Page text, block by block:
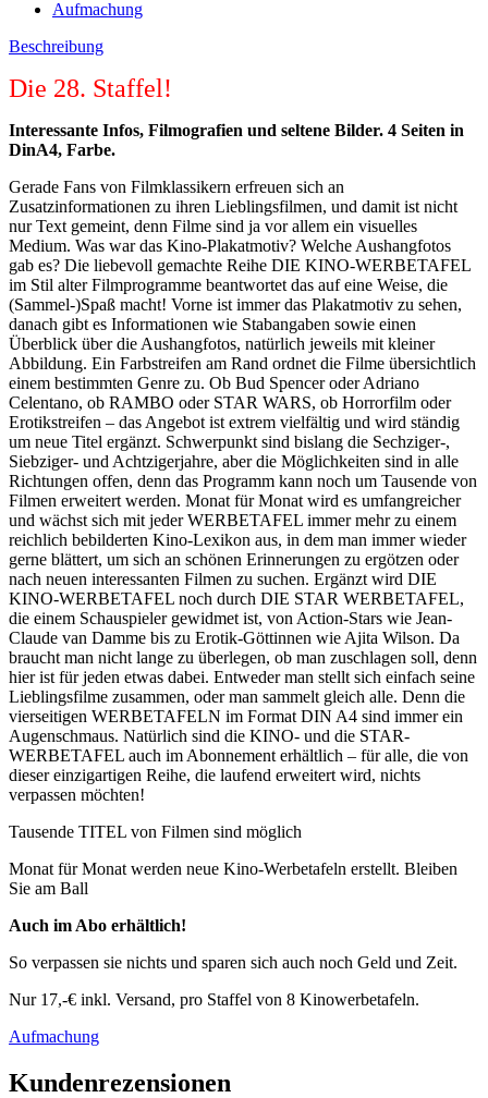
Aufmachung
Beschreibung
Die 28. Staffel!
Interessante Infos, Filmografien und seltene Bilder. 4 Seiten in
DinA4, Farbe.
Gerade Fans von Filmklassikern erfreuen sich an
Zusatzinformationen zu ihren Lieblingsfilmen, und damit ist nicht
nur Text gemeint, denn Filme sind ja vor allem ein visuelles
Medium. Was war das Kino-Plakatmotiv? Welche Aushangfotos
gab es? Die liebevoll gemachte Reihe DIE KINO-WERBETAFEL
im Stil alter Filmprogramme beantwortet das auf eine Weise, die
(Sammel-)Spaß macht! Vorne ist immer das Plakatmotiv zu sehen,
danach gibt es Informationen wie Stabangaben sowie einen
Überblick über die Aushangfotos, natürlich jeweils mit kleiner
Abbildung. Ein Farbstreifen am Rand ordnet die Filme übersichtlich
einem bestimmten Genre zu. Ob Bud Spencer oder Adriano
Celentano, ob RAMBO oder STAR WARS, ob Horrorfilm oder
Erotikstreifen – das Angebot ist extrem vielfältig und wird ständig
um neue Titel ergänzt. Schwerpunkt sind bislang die Sechziger-,
Siebziger- und Achtzigerjahre, aber die Möglichkeiten sind in alle
Richtungen offen, denn das Programm kann noch um Tausende von
Filmen erweitert werden. Monat für Monat wird es umfangreicher
und wächst sich mit jeder WERBETAFEL immer mehr zu einem
reichlich bebilderten Kino-Lexikon aus, in dem man immer wieder
gerne blättert, um sich an schönen Erinnerungen zu ergötzen oder
nach neuen interessanten Filmen zu suchen. Ergänzt wird DIE
KINO-WERBETAFEL noch durch DIE STAR WERBETAFEL,
die einem Schauspieler gewidmet ist, von Action-Stars wie Jean-
Claude van Damme bis zu Erotik-Göttinnen wie Ajita Wilson. Da
braucht man nicht lange zu überlegen, ob man zuschlagen soll, denn
hier ist für jeden etwas dabei. Entweder man stellt sich einfach seine
Lieblingsfilme zusammen, oder man sammelt gleich alle. Denn die
vierseitigen WERBETAFELN im Format DIN A4 sind immer ein
Augenschmaus. Natürlich sind die KINO- und die STAR-
WERBETAFEL auch im Abonnement erhältlich – für alle, die von
dieser einzigartigen Reihe, die laufend erweitert wird, nichts
verpassen möchten!
Tausende TITEL von Filmen sind möglich
Monat für Monat werden neue Kino-Werbetafeln erstellt. Bleiben
Sie am Ball
Auch im Abo erhältlich!
​So verpassen sie nichts und sparen sich auch noch Geld und Zeit.
Nur 17,-€ inkl. Versand, pro Staffel von 8 Kinowerbetafeln.
Aufmachung
Kundenrezensionen